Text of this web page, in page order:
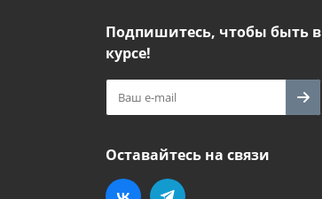
Подпишитесь, чтобы быть в
курсе!
Оставайтесь на связи